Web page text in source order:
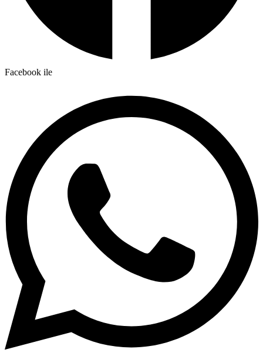
Facebook ile